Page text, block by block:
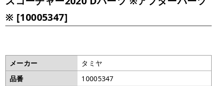
※ [10005347]
メーカー
タミヤ
品番
10005347